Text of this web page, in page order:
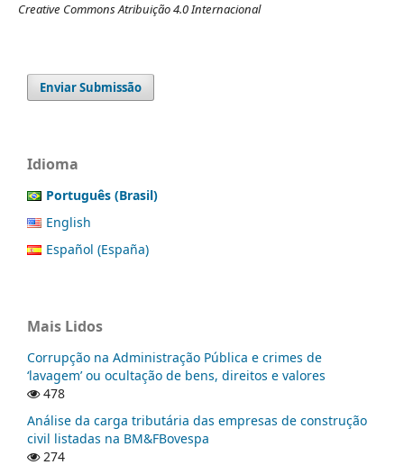
Creative Commons Atribuição 4.0 Internacional
Enviar Submissão
Idioma
Português (Brasil)
English
Español (España)
Mais Lidos
Corrupção na Administração Pública e crimes de
‘lavagem’ ou ocultação de bens, direitos e valores
478
Análise da carga tributária das empresas de construção
civil listadas na BM&FBovespa
274